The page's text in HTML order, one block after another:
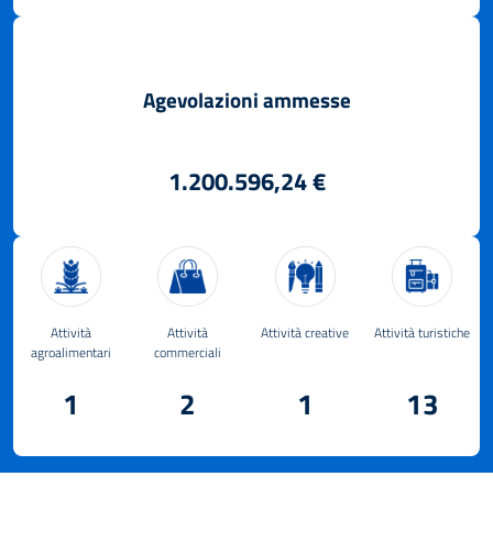
Agevolazioni ammesse
1.200.596,24 €
Attività
agroalimentari
1
Attività
commerciali
2
Attività creative
1
Attività turistiche
13